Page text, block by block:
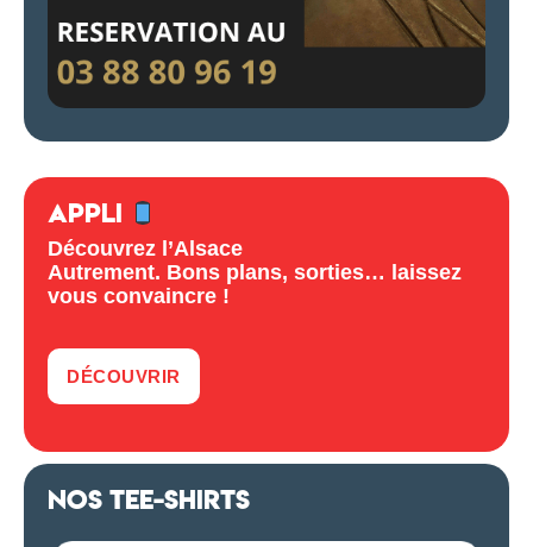
APPLI
Découvrez l’Alsace
Autrement. Bons plans, sorties… laissez
vous convaincre !
DÉCOUVRIR
NOS TEE-SHIRTS